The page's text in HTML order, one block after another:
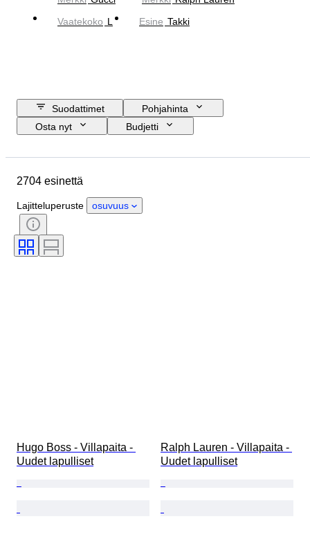
Vaatekoko L Esine Takki
Suodattimet
Pohjahinta
Osta nyt
Budjetti
Materiaali
Tyylisuuntaus
Väri
Vaatekoko
Esineen koko
Kuosi
2704 esinettä
Lajitteluperuste osuvuus
Hugo Boss - Villapaita -
Uudet lapulliset
Ralph Lauren - Villapaita -
Uudet lapulliset